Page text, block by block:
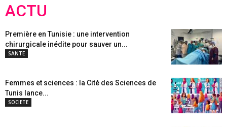
ACTU
Première en Tunisie : une intervention
chirurgicale inédite pour sauver un...
SANTE
Femmes et sciences : la Cité des Sciences de
Tunis lance...
SOCIETE